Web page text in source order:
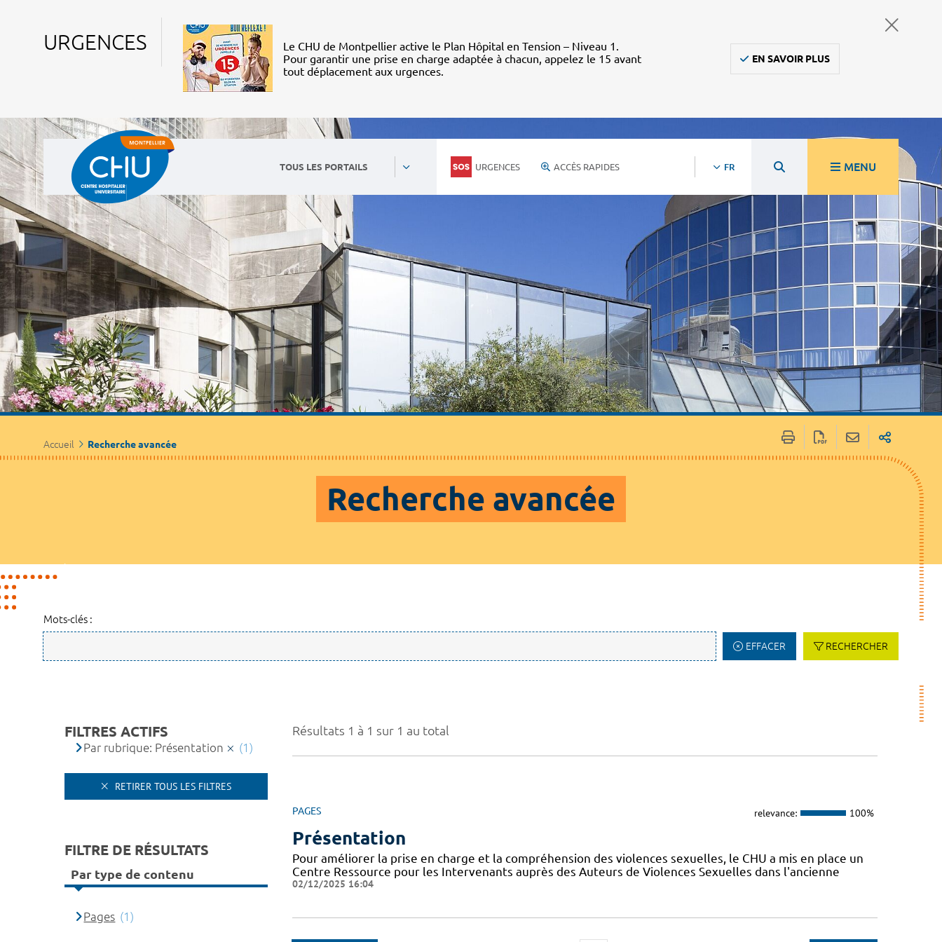
URGENCES
Le CHU de Montpellier active le Plan Hôpital en Tension – Niveau 1.
Pour garantir une prise en charge adaptée à chacun, appelez le 15 avant
tout déplacement aux urgences.
EN SAVOIR PLUS
TOUS LES PORTAILS URGENCES ACCÈS RAPIDES FR MENU
Accueil Recherche avancée
Recherche avancée
Mots-clés :
EFFACER RECHERCHER
Résultats 1 à 1 sur 1 au total
PAGES relevance: 100%
Présentation
Pour améliorer la prise en charge et la compréhension des violences sexuelles, le CHU a mis en place un
Centre Ressource pour les Intervenants auprès des Auteurs de Violences Sexuelles dans l'ancienne
02/12/2025 16:04
FILTRES ACTIFS
Par rubrique: Présentation (1)
RETIRER TOUS LES FILTRES
FILTRE DE RÉSULTATS
Par type de contenu
Pages (1)